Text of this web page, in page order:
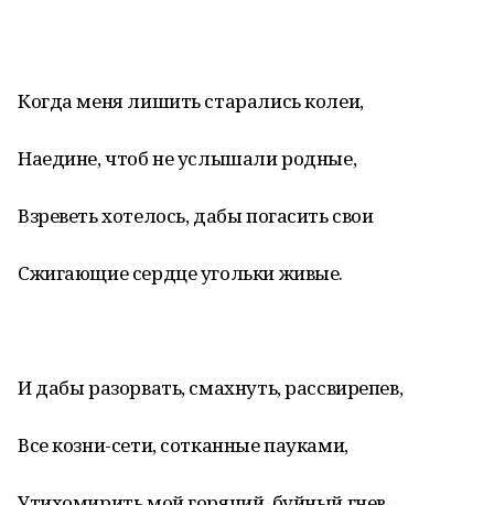
Когда меня лишить старались колеи,
Наедине, чтоб не услышали родные,
Взреветь хотелось, дабы погасить свои
Сжигающие сердце угольки живые.
И дабы разорвать, смахнуть, рассвирепев,
Все козни-сети, сотканные пауками,